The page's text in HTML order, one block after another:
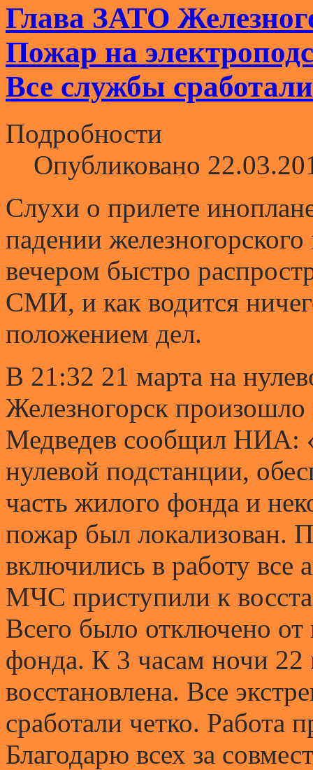
Глава ЗАТО
Пожар на
Все службы
Подробности
Опубликовано
Слухи о прилете
падении
вечером быстро
СМИ, и как водится
положением дел.
В 21:32 21 марта на
Железногорск
Медведев сообщил НИА:
нулевой подстанции,
часть жилого фонда и
пожар был локализован.
включились в работу все
МЧС приступили к
Всего было отключено
фонда. К 3 часам ночи 22
восстановлена. Все
сработали четко. Работа
Благодарю всех за